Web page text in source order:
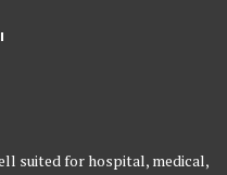
suited for hospital, medical,